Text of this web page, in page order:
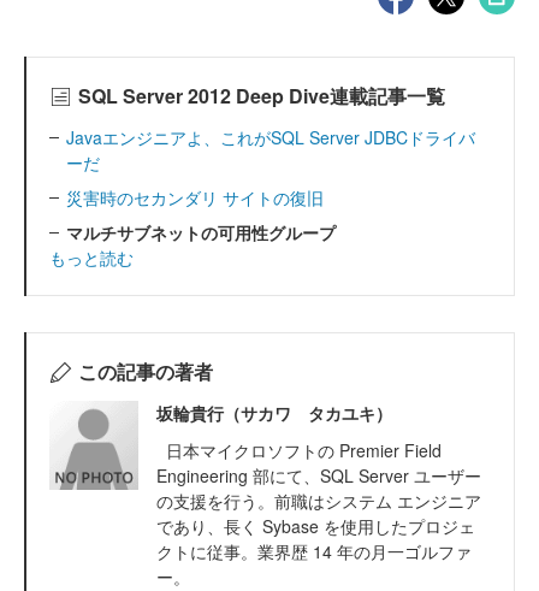
SQL Server 2012 Deep Dive連載記事一覧
Javaエンジニアよ、これがSQL Server JDBCドライバ
ーだ
災害時のセカンダリ サイトの復旧
マルチサブネットの可用性グループ
もっと読む
この記事の著者
坂輪貴行（サカワ タカユキ）
日本マイクロソフトの Premier Field
Engineering 部にて、SQL Server ユーザー
の支援を行う。前職はシステム エンジニア
であり、長く Sybase を使用したプロジェ
クトに従事。業界歴 14 年の月一ゴルファ
ー。